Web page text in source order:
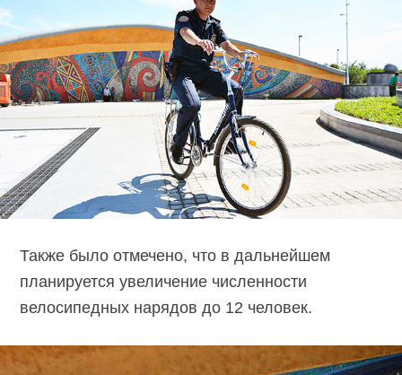
Также было отмечено, что в дальнейшем
планируется увеличение численности
велосипедных нарядов до 12 человек.